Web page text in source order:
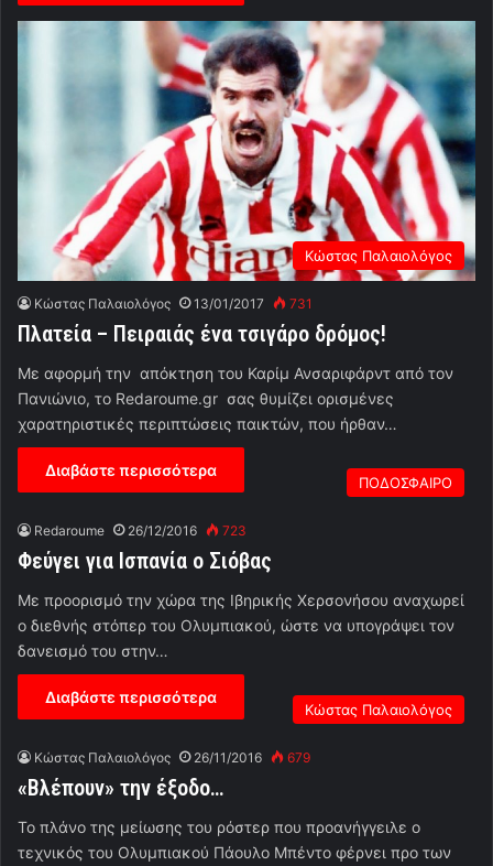
Κώστας Παλαιολόγος
Κώστας Παλαιολόγος 13/01/2017 731
Πλατεία – Πειραιάς ένα τσιγάρο δρόμος!
Με αφορμή την απόκτηση του Καρίμ Ανσαριφάρντ από τον
Πανιώνιο, το Redaroume.gr σας θυμίζει ορισμένες
χαρατηριστικές περιπτώσεις παικτών, που ήρθαν…
Διαβάστε περισσότερα
ΠΟΔΟΣΦΑΙΡΟ
Redaroume 26/12/2016 723
Φεύγει για Ισπανία ο Σιόβας
Με προορισμό την χώρα της Ιβηρικής Χερσονήσου αναχωρεί
ο διεθνής στόπερ του Ολυμπιακού, ώστε να υπογράψει τον
δανεισμό του στην…
Διαβάστε περισσότερα
Κώστας Παλαιολόγος
Κώστας Παλαιολόγος 26/11/2016 679
«Βλέπουν» την έξοδο…
Το πλάνο της μείωσης του ρόστερ που προανήγγειλε ο
τεχνικός του Ολυμπιακού Πάουλο Μπέντο φέρνει προ των